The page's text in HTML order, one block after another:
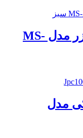
سشوار سالنی 8000 وات موزر مدل MS-
مدل